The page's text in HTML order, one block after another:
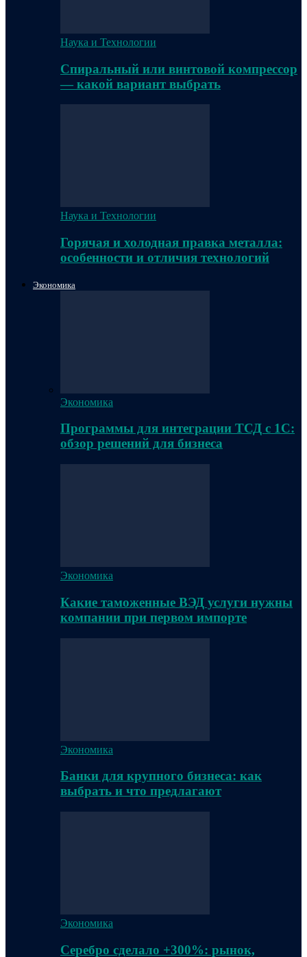
Наука и Технологии
Спиральный или винтовой компрессор
— какой вариант выбрать
Наука и Технологии
Горячая и холодная правка металла:
особенности и отличия технологий
Экономика
Экономика
Программы для интеграции ТСД с 1С:
обзор решений для бизнеса
Экономика
Какие таможенные ВЭД услуги нужны
компании при первом импорте
Экономика
Банки для крупного бизнеса: как
выбрать и что предлагают
Экономика
Серебро сделало +300%: рынок,